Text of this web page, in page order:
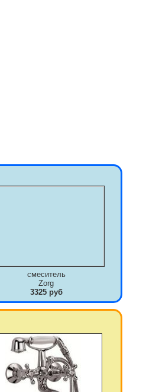
смеситель
Zorg
3325 руб